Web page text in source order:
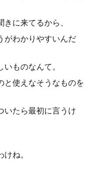
に来てるから、
がわかりやすいんだ
ものなんて。
と使えなそうなものを
いたら最初に言うけ
ね。